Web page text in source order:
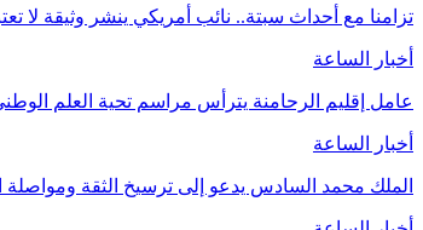
تزامنا مع أحداث سبتة.. نائب أمريكي ينشر وثيقة لا
أخبار الساعة
عامل إقليم الرحامنة يترأس مراسم تحية العلم
أخبار الساعة
الملك محمد السادس يدعو إلى ترسيخ الثقة